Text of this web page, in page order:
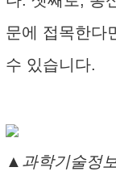
문에 접목한다
수 있습니다.
▲과학기술정